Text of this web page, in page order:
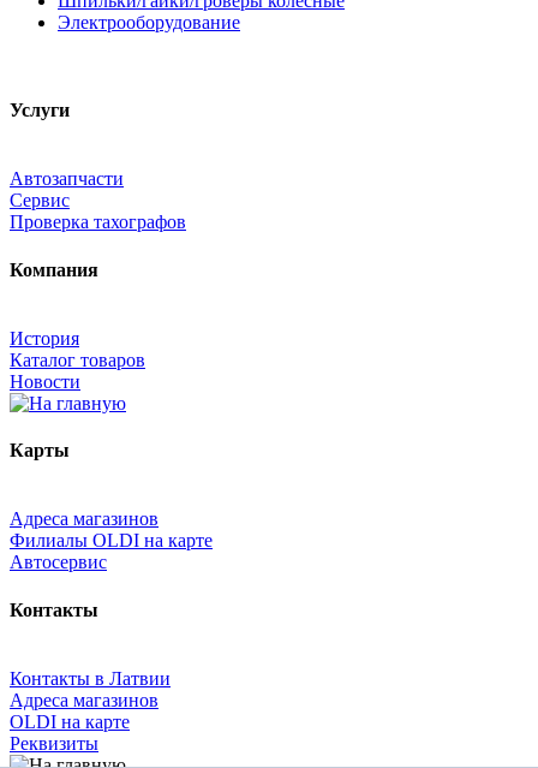
Электрооборудование
Услуги
Автозапчасти
Сервис
Проверка тахографов
Компания
История
Каталог товаров
Новости
Карты
Адреса магазинов
Филиалы OLDI на карте
Автосервис
Контакты
Контакты в Латвии
Адреса магазинов
OLDI на карте
Реквизиты